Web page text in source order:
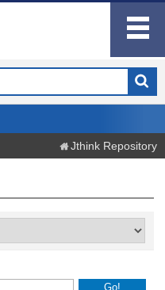
Jthink Repository